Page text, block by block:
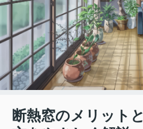
断熱窓のメリット